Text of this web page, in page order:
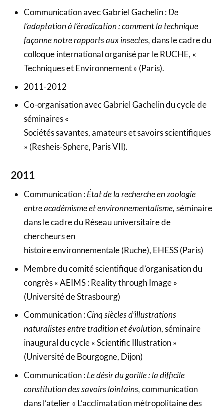
Communication avec Gabriel Gachelin :De
l’adaptation à l’éradication : comment la technique
façonne notre rapports aux insectes,dans le cadre du
colloque international organisé par le RUCHE, «
Techniques et Environnement » (Paris).
2011-2012
Co-organisation avec Gabriel Gachelin du cycle de
séminaires «
Sociétés savantes, amateurs et savoirs scientifiques
» (Resheis-Sphere, Paris VII).
2011
Communication :État de la recherche en zoologie
entre académisme et environnementalisme,séminaire
dans le cadre du Réseau universitaire de
chercheurs en
histoire environnementale (Ruche), EHESS (Paris)
Membre du comité scientifique d’organisation du
congrès « AEIMS : Reality through Image »
(Université de Strasbourg)
Communication :Cinq siècles d’illustrations
naturalistes entre tradition et évolution, séminaire
inaugural du cycle « Scientific Illustration »
(Université de Bourgogne, Dijon)
Communication :Le désir du gorille : la difficile
constitution des savoirs lointains,communication
dans l’atelier « L’acclimatation métropolitaine des